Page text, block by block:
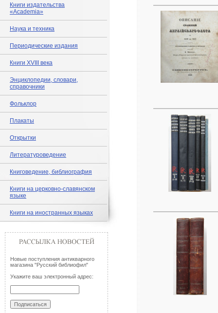
Книги издательства
«Academia»
Наука и техника
Периодические издания
Книги XVIII века
Энциклопедии, словари,
справочники
Фольклор
Плакаты
Открытки
Литературоведение
Книговедение, библиография
Книги на церковно-славянском
языке
Книги на иностранных языках
Новые поступления антикварного
магазина "Русский библиофил"
Укажите ваш электронный адрес: